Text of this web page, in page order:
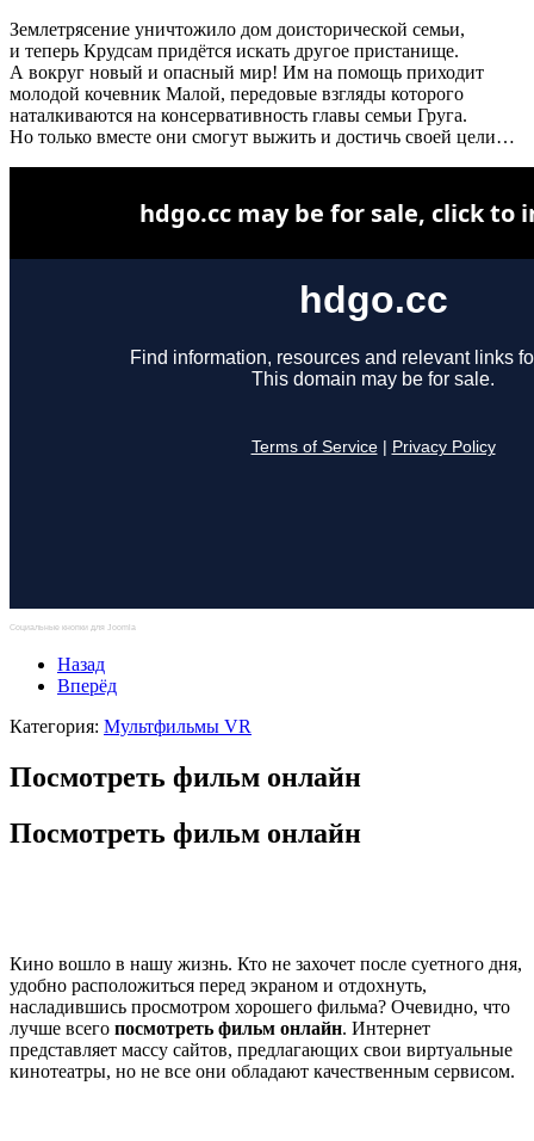
Землетрясение уничтожило дом доисторической семьи,
и теперь Крудсам придётся искать другое пристанище.
А вокруг новый и опасный мир! Им на помощь приходит
молодой кочевник Малой, передовые взгляды которого
наталкиваются на консервативность главы семьи Груга.
Но только вместе они смогут выжить и достичь своей цели…
Социальные кнопки для Joomla
Назад
Вперёд
Категория: Мультфильмы VR
Посмотреть фильм онлайн
Посмотреть фильм онлайн
Кино вошло в нашу жизнь. Кто не захочет после суетного дня,
удобно расположиться перед экраном и отдохнуть,
насладившись просмотром хорошего фильма? Очевидно, что
лучше всего посмотреть фильм онлайн. Интернет
представляет массу сайтов, предлагающих свои виртуальные
кинотеатры, но не все они обладают качественным сервисом.